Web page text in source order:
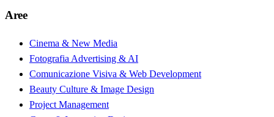
Aree
Cinema & New Media
Fotografia Advertising & AI
Comunicazione Visiva & Web Development
Beauty Culture & Image Design
Project Management